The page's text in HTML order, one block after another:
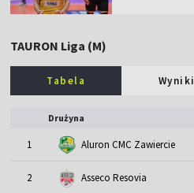
TAURON Liga (M)
Tabela Wyniki
Drużyna
1 Aluron CMC Zawiercie
2 Asseco Resovia